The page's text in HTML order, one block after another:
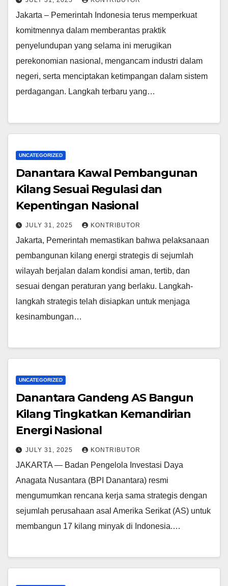
Jakarta – Pemerintah Indonesia terus memperkuat
komitmennya dalam memberantas praktik
penyelundupan yang selama ini merugikan
perekonomian nasional, mengancam industri dalam
negeri, serta menciptakan ketimpangan dalam sistem
perdagangan. Langkah terbaru yang…
UNCATEGORIZED
Danantara Kawal Pembangunan
Kilang Sesuai Regulasi dan
Kepentingan Nasional
JULY 31, 2025 KONTRIBUTOR
Jakarta, Pemerintah memastikan bahwa pelaksanaan
pembangunan kilang energi strategis di sejumlah
wilayah berjalan dalam kondisi aman, tertib, dan
sesuai dengan peraturan yang berlaku. Langkah-
langkah strategis telah disiapkan untuk menjaga
kesinambungan…
UNCATEGORIZED
Danantara Gandeng AS Bangun
Kilang Tingkatkan Kemandirian
Energi Nasional
JULY 31, 2025 KONTRIBUTOR
JAKARTA — Badan Pengelola Investasi Daya
Anagata Nusantara (BPI Danantara) resmi
mengumumkan rencana kerja sama strategis dengan
sejumlah perusahaan asal Amerika Serikat (AS) untuk
membangun 17 kilang minyak di Indonesia.…